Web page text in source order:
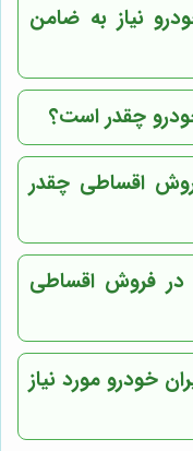
نیاز به ضامن
چقدر است؟
اقساطی چقدر
در فروش اقساطی
خودرو مورد نیاز